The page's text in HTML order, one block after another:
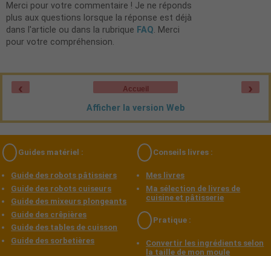
Merci pour votre commentaire ! Je ne réponds
plus aux questions lorsque la réponse est déjà
dans l'article ou dans la rubrique FAQ. Merci
pour votre compréhension.
‹ ›
Accueil
Afficher la version Web
Guides matériel :
Guide des robots pâtissiers
Guide des robots cuiseurs
Guide des mixeurs plongeants
Guide des crêpières
Guide des tables de cuisson
Guide des sorbetières
Conseils livres :
Mes livres
Ma sélection de livres de
cuisine et pâtisserie
Pratique :
Convertir les ingrédients selon
la taille de mon moule